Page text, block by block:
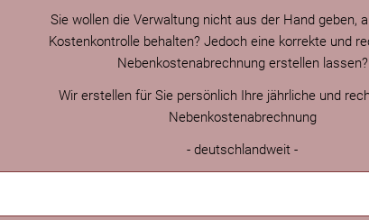
Sie wollen die Verwaltung nicht aus der Hand geben,
Kostenkontrolle behalten? Jedoch eine korrekte und
Nebenkostenabrechnung erstellen lassen?
Wir erstellen für Sie persönlich Ihre jährliche und
Nebenkostenabrechnung
- deutschlandweit -